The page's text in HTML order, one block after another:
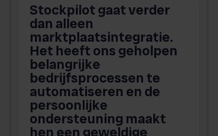
Stockpilot gaat verder
dan alleen
marktplaatsintegratie.
Het heeft ons geholpen
belangrijke
bedrijfsprocessen te
automatiseren en de
persoonlijke
ondersteuning maakt
hen een geweldige